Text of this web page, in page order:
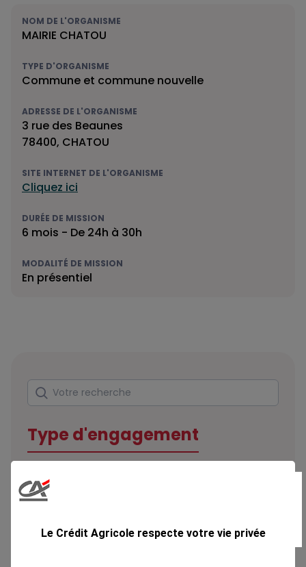
NOM DE L'ORGANISME
MAIRIE CHATOU
TYPE D'ORGANISME
Commune et commune nouvelle
ADRESSE DE L'ORGANISME
3 rue des Beaunes
78400, CHATOU
SITE INTERNET DE L'ORGANISME
Cliquez ici
DURÉE DE MISSION
6 mois - De 24h à 30h
MODALITÉ DE MISSION
En présentiel
Rechercher
Votre recherche
Type d'engagement
Le Crédit Agricole respecte votre vie privée